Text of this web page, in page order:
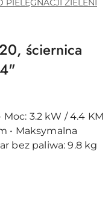
ściernica
3.2 kW / 4.4 KM
• Maksymalna
bez paliwa: 9.8 kg